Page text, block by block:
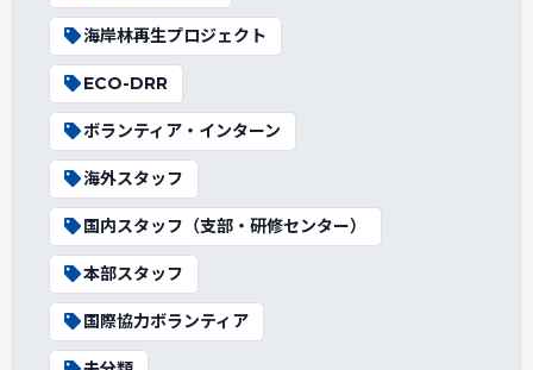
海岸林再生プロジェクト
ECO-DRR
ボランティア・インターン
海外スタッフ
国内スタッフ（支部・研修センター）
本部スタッフ
国際協力ボランティア